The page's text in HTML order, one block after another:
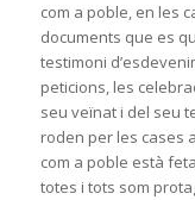
com a poble, en les
documents que es
testimoni
peticions, les
seu veïnat i del seu
roden per les cases
com a poble està
totes i tots som